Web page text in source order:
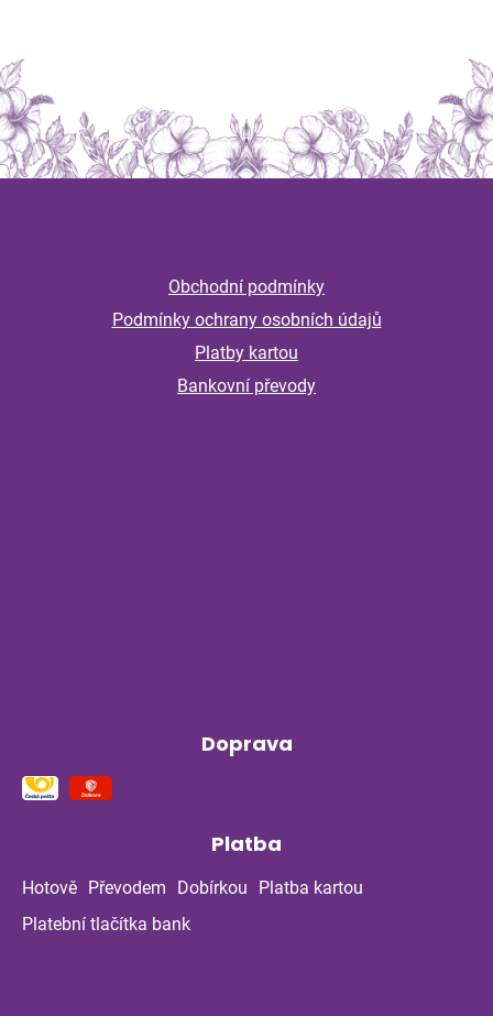
Z
Obchodní podmínky
Podmínky ochrany osobních údajů
Platby kartou
Bankovní převody
Doprava
Platba
Hotově Převodem Dobírkou
Platba kartou
Platební tlačítka bank